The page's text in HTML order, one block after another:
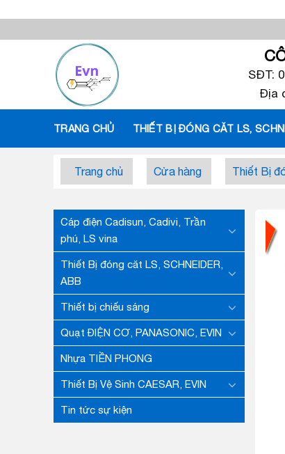
content
SĐT:
Địa
TRANG CHỦ THIẾT BỊ ĐÓNG CĂT LS,
Trang chủ Cửa hàng Thiết Bị
Cáp điện Cadisun, Cadivi, Trần
phú, LS vina
Thiết Bị đóng căt LS, SCHNEIDER,
ABB
Thiết bị chiếu sáng
Quạt ĐIỆN CƠ, PANASONIC, EVIN
Nhựa TIỀN PHONG
Thiết Bị Vệ Sinh CAESAR, EVIN
Tin tức sự kiện